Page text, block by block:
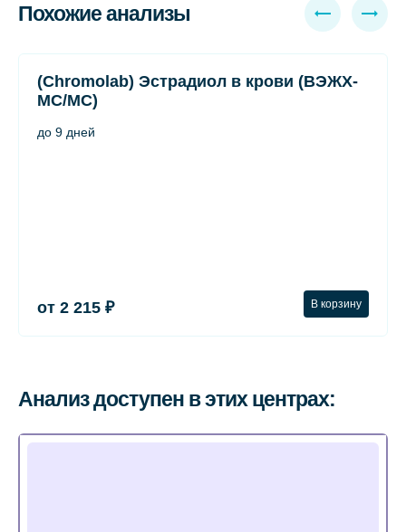
Похожие анализы
(Chromolab) Эстрадиол в крови (ВЭЖХ-
МС/МС)
до 9 дней
от 2 215 ₽ В корзину
Анализ доступен в этих центрах: